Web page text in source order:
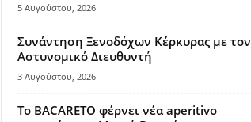
5 Αυγούστου, 2026
Συνάντηση Ξενοδόχων Κέρκυρας με τον
Αστυνομικό Διευθυντή
3 Αυγούστου, 2026
Το BACARETO φέρνει νέα aperitivo